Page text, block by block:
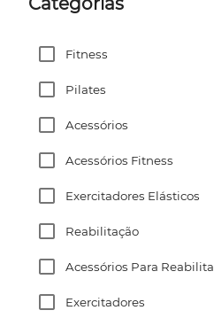
Fitness
Pilates
Acessórios
Acessórios Fitness
Exercitadores Elásticos
Reabilitação
Acessórios Para
Exercitadores